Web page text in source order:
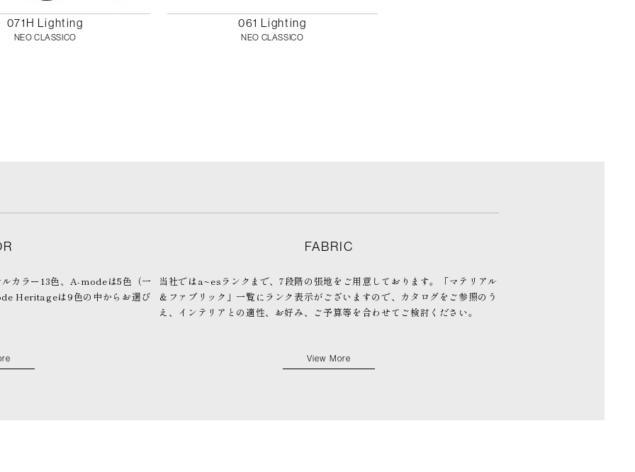
071H Lighting
NEO CLASSICO
061 Lighting
NEO CLASSICO
カラー13色、A-modeは5色（一
Heritageは9色の中からお選び
FABRIC
当社ではa~esランクまで、7段階の張地をご用意しております。「マテリアル
＆ファブリック」一覧にランク表示がございますので、カタログをご参照のう
え、インテリアとの適性、お好み、ご予算等を合わせてご検討ください。
View More